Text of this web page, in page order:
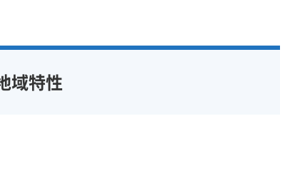
域特性